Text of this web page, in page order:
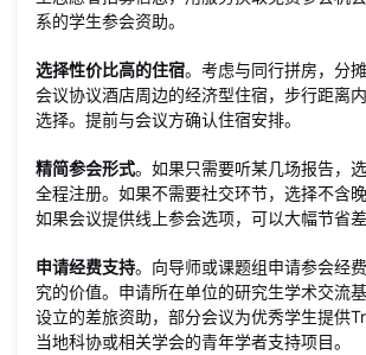
系的学生参会资助。
选择性价比高的住宿。考虑与同行拼房，分
会议协议酒店周边的经济型住宿，步行距离
选择。提前与会议方确认住宿安排。
精简参会形式。如果只需要听某几场报告，
全程注册。如果不需要社交环节，选择不含晚
如果会议提供线上参会选项，可以大幅节省差
申请经费支持。向导师或课题组申请参会经
究的价值。申请所在单位的研究生学术交流
设立的差旅资助，部分会议为优秀学生提供
当地科协或相关学会的青年学者支持项目。